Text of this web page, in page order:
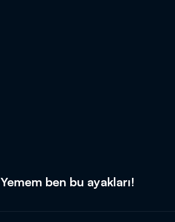
Yemem ben bu ayakları!